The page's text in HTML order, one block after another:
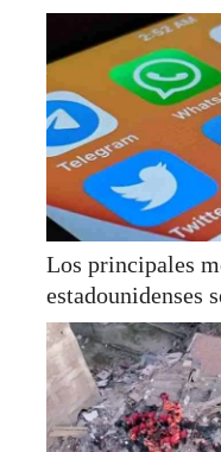
Los principales
estadounidenses